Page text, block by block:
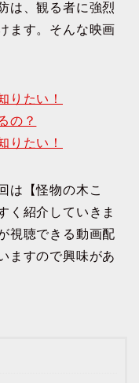
は、観る者に強烈
ます。そんな映画
りたい！
の？
りたい！
は【怪物の木こ
く紹介していきま
視聴できる動画配
ますので興味があ